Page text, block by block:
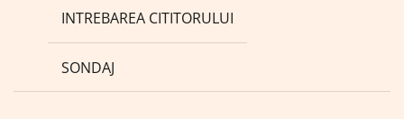
INTREBAREA CITITORULUI
SONDAJ